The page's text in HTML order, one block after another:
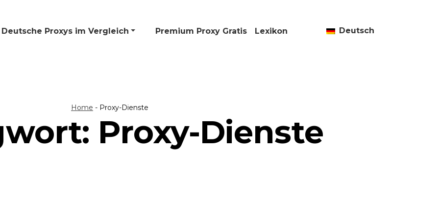
Deutsche Proxys im Vergleich 🎁 Premium Proxy Gratis Lexikon Deutsch
Home - Proxy-Dienste
Proxy-Dienste